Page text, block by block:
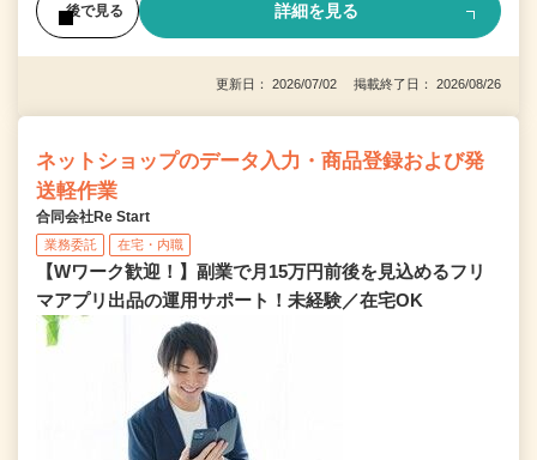
後で見る 詳細を見る
更新日： 2026/07/02 掲載終了日： 2026/08/26
ネットショップのデータ入力・商品登録および発
送軽作業
合同会社Re Start
業務委託 在宅・内職
【Wワーク歓迎！】副業で月15万円前後を見込めるフリ
マアプリ出品の運用サポート！未経験／在宅OK